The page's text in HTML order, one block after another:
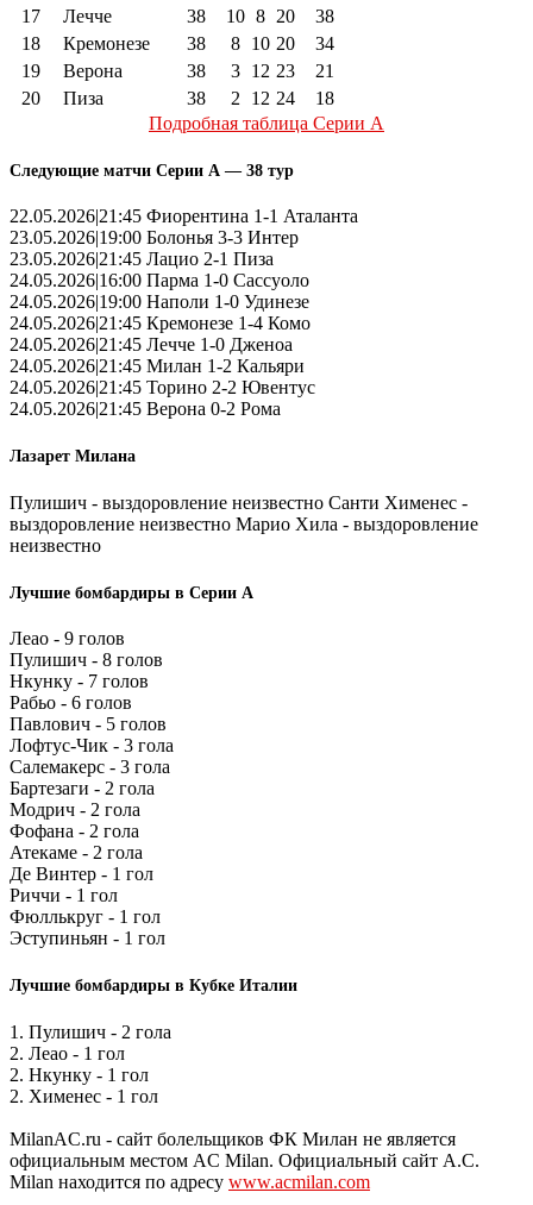
17
Лечче 38 10 8 20
38
18
Кремонезе 38 8 10 20
34
19
Верона 38 3 12 23
21
20
Пиза 38 2 12 24
18
Подробная таблица Серии А
Следующие матчи Серии А — 38 тур
22.05.2026|21:45 Фиорентина 1-1 Аталанта
23.05.2026|19:00 Болонья 3-3 Интер
23.05.2026|21:45 Лацио 2-1 Пиза
24.05.2026|16:00 Парма 1-0 Сассуоло
24.05.2026|19:00 Наполи 1-0 Удинезе
24.05.2026|21:45 Кремонезе 1-4 Комо
24.05.2026|21:45 Лечче 1-0 Дженоа
24.05.2026|21:45 Милан 1-2 Кальяри
24.05.2026|21:45 Торино 2-2 Ювентус
24.05.2026|21:45 Верона 0-2 Рома
Лазарет Милана
Пулишич - выздоровление неизвестно Санти Хименес -
выздоровление неизвестно Марио Хила - выздоровление
неизвестно
Лучшие бомбардиры в Серии А
Леао - 9 голов
Пулишич - 8 голов
Нкунку - 7 голов
Рабьо - 6 голов
Павлович - 5 голов
Лофтус-Чик - 3 гола
Салемакерс - 3 гола
Бартезаги - 2 гола
Модрич - 2 гола
Фофана - 2 гола
Атекаме - 2 гола
Де Винтер - 1 гол
Риччи - 1 гол
Фюллькруг - 1 гол
Эступиньян - 1 гол
Лучшие бомбардиры в Кубке Италии
1. Пулишич - 2 гола
2. Леао - 1 гол
2. Нкунку - 1 гол
2. Хименес - 1 гол
MilanAC.ru - сайт болельщиков ФК Милан не является
официальным местом AC Milan. Официальный сайт A.C.
Milan находится по адресу www.acmilan.com